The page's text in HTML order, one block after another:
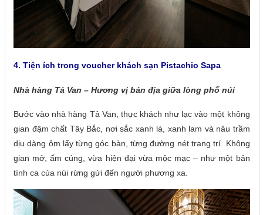
4. Tiện ích trong voucher khách sạn Pistachio Sapa
Nhà hàng Tả Van – Hương vị bản địa giữa lòng phố núi
Bước vào nhà hàng Tả Van, thực khách như lạc vào một không
gian đậm chất Tây Bắc, nơi sắc xanh lá, xanh lam và nâu trầm
dịu dàng ôm lấy từng góc bàn, từng đường nét trang trí. Không
gian mở, ấm cúng, vừa hiện đại vừa mộc mạc – như một bản
tình ca của núi rừng gửi đến người phương xa.